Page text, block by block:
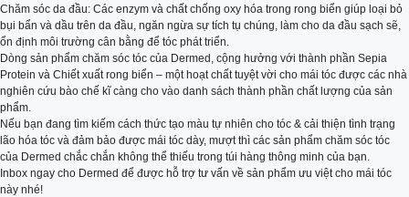
Chăm sóc da đầu: Các enzym và chất chống oxy hóa trong rong biển giúp loại bỏ
bụi bẩn và dầu trên da đầu, ngăn ngừa sự tích tụ chúng, làm cho da đầu sạch sẽ,
ổn định môi trường cân bằng để tóc phát triển.
Dòng sản phẩm chăm sóc tóc của Dermed, cộng hưởng với thành phần Sepia
Protein và Chiết xuất rong biển – một hoạt chất tuyệt vời cho mái tóc được các nhà
nghiên cứu bào chế kĩ càng cho vào danh sách thành phần chất lượng của sản
phẩm.
Nếu bạn đang tìm kiếm cách thức tạo màu tự nhiên cho tóc & cải thiện tình trạng
lão hóa tóc và đảm bảo được mái tóc dày, mượt thì các sản phẩm chăm sóc tóc
của Dermed chắc chắn không thể thiếu trong túi hàng thông minh của bạn.
Inbox ngay cho Dermed để được hỗ trợ tư vấn về sản phẩm ưu việt cho mái tóc
này nhé!